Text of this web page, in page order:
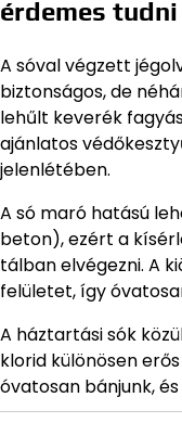
érdemes tudni
A sóval végzett
biztonságos, de
lehűlt keverék
ajánlatos
jelenlétében.
A só maró hatású
beton), ezért a
tálban elvégezni. A
felületet, így
A háztartási sók
klorid különösen
óvatosan bánjunk,